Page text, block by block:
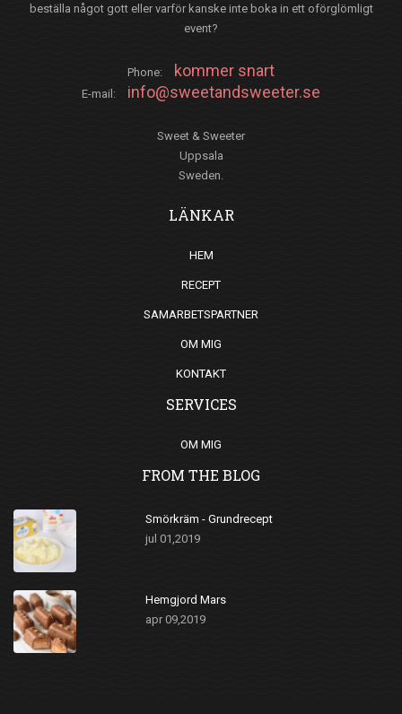
beställa något gott eller varför kanske inte boka in ett oförglömligt
event?
Phone: kommer snart
E-mail: info@sweetandsweeter.se
Sweet & Sweeter
Uppsala
Sweden.
LÄNKAR
HEM
RECEPT
SAMARBETSPARTNER
OM MIG
KONTAKT
SERVICES
OM MIG
FROM THE BLOG
Smörkräm - Grundrecept
jul 01,2019
Hemgjord Mars
apr 09,2019